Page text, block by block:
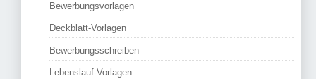
Bewerbungsvorlagen
Deckblatt-Vorlagen
Bewerbungsschreiben
Lebenslauf-Vorlagen